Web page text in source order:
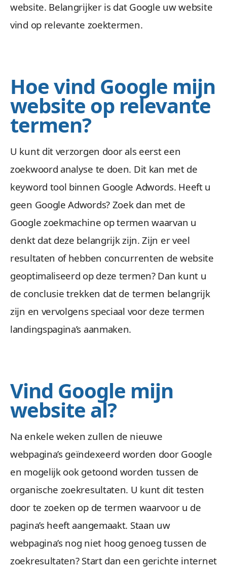
website. Belangrijker is dat Google uw website
vind op relevante zoektermen.
Hoe vind Google mijn
website op relevante
termen?
U kunt dit verzorgen door als eerst een
zoekwoord analyse te doen. Dit kan met de
keyword tool binnen Google Adwords. Heeft u
geen Google Adwords? Zoek dan met de
Google zoekmachine op termen waarvan u
denkt dat deze belangrijk zijn. Zijn er veel
resultaten of hebben concurrenten de website
geoptimaliseerd op deze termen? Dan kunt u
de conclusie trekken dat de termen belangrijk
zijn en vervolgens speciaal voor deze termen
landingspagina’s aanmaken.
Vind Google mijn
website al?
Na enkele weken zullen de nieuwe
webpagina’s geïndexeerd worden door Google
en mogelijk ook getoond worden tussen de
organische zoekresultaten. U kunt dit testen
door te zoeken op de termen waarvoor u de
pagina’s heeft aangemaakt. Staan uw
webpagina’s nog niet hoog genoeg tussen de
zoekresultaten? Start dan een gerichte internet